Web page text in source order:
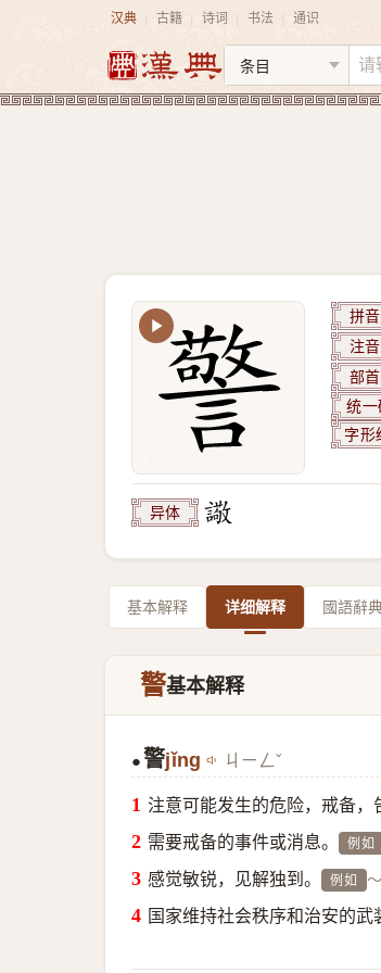
汉典 古籍 诗词 书法 通识
拼音
注音
部首
统一
字形
异体
基本解释 详细解释 國語辭
警基本解释
● 警jǐng ㄐㄧㄥˇ
注意可能发生的危险，戒备，
需要戒备的事件或消息。 例如
感觉敏锐，见解独到。 例如
国家维持社会秩序和治安的武